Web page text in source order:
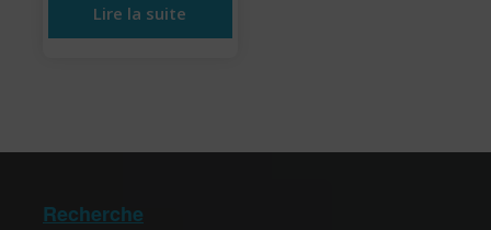
Lire la suite
Recherche